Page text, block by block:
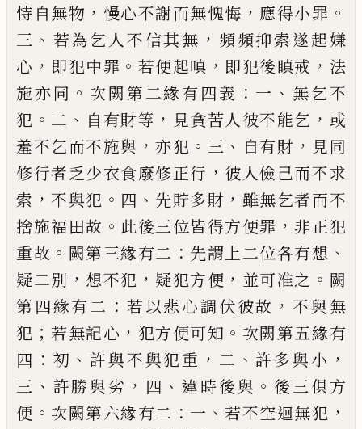
恃自無物 ， 慢心不謝而無愧悔 ， 應得小罪 。
三 、 若為乞人不信其無 ， 頻頻抑索遂起嫌
心 ， 即犯中罪 。 若便起嗔 ， 即犯後瞋戒 ， 法
施亦同 。 次闕第二緣有四義 ： 一 、 無乞不
犯 。 二 、 自有財等 ， 見貪苦人彼不能乞 ， 或
羞不乞而不施與 ，亦犯 。 三 、 自有財 ， 見同
修行者乏少衣食廢修正行 ， 彼人儉己而不求
索 ，不與犯 。 四 、 先貯多財 ， 雖無乞者而不
捨施福田故 。 此後三位皆得方便罪 ， 非正犯
重故 。 闕第三緣有二 ： 先謂上二位各有想 、
疑二別 ， 想不犯 ， 疑犯方便 ， 並可准之 。 闕
第四緣有二 ： 若以悲心調伏彼故 ， 不與無
犯 ； 若無記心 ， 犯方便可知 。 次闕第五緣有
四 ： 初 、許與不與犯重 ， 二 、許多與小 ，
三 、 許勝與劣 ， 四 、違時後與 。 後三俱方
便 。 次闕第六緣有二 ： 一 、若不空迴無犯 ，